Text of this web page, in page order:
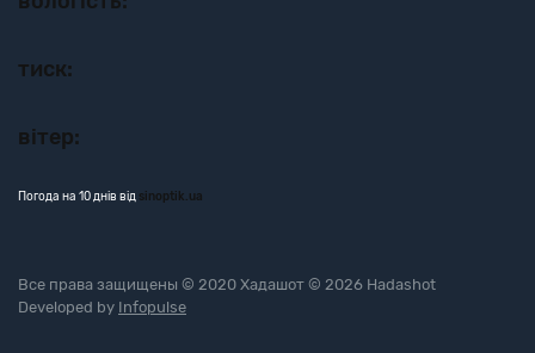
тиск:
вітер:
Погода на 10 днів від sinoptik.ua
Все права защищены © 2020 Хадашот © 2026 Hadashot
Developed by Infopulse